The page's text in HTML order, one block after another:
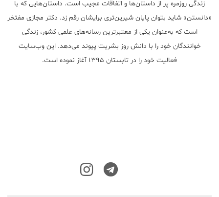
زندگی روزمره پر از داستان‌ها و اتفاقات عجیب است. داستان‌هایی که با
«دانستن» شاید بتوان پایان شیرین‌تری برایشان رقم زد. دکتر مجازی مفتخر
است که به‌عنوان یکی از معتبر‌ترین رسانه‌های علمی کشور، زندگی
خوانندگان خود را با دانش روز بشریت پیوند می‌دهد. این وب‌سایت
فعالیت خود را در تابستان ۱۳۹۵ آغاز نموده است.